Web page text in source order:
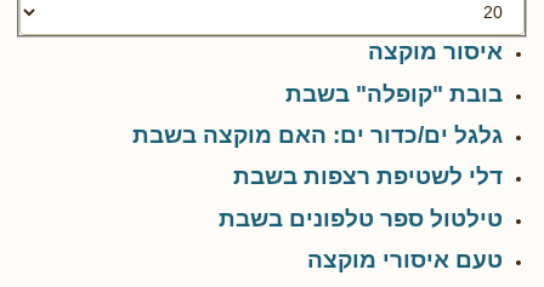
איסור מוקצה
בובת "קופלה" בשבת
גלגל ים/כדור ים: האם מוקצה בשבת
דלי לשטיפת רצפות בשבת
טילטול ספר טלפונים בשבת
טעם איסורי מוקצה